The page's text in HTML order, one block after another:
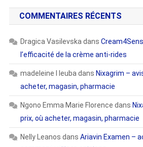
COMMENTAIRES RÉCENTS
Dragica Vasilevska dans
l’efficacité de la crème anti-rides
madeleine l leuba dans Nixagrim –
acheter, magasin, pharmacie
Ngono Emma Marie Florence dans
prix, où acheter, magasin, pharmacie
Nelly Leanos dans Ariavin Examen –